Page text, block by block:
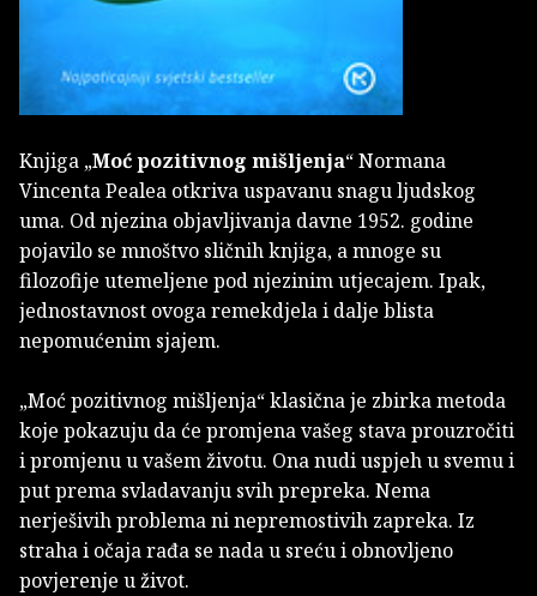
Knjiga „Moć pozitivnog mišljenja“ Normana
Vincenta Pealea otkriva uspavanu snagu ljudskog
uma. Od njezina objavljivanja davne 1952. godine
pojavilo se mnoštvo sličnih knjiga, a mnoge su
filozofije utemeljene pod njezinim utjecajem. Ipak,
jednostavnost ovoga remekdjela i dalje blista
nepomućenim sjajem.
„Moć pozitivnog mišljenja“ klasična je zbirka metoda
koje pokazuju da će promjena vašeg stava prouzročiti
i promjenu u vašem životu. Ona nudi uspjeh u svemu i
put prema svladavanju svih prepreka. Nema
nerješivih problema ni nepremostivih zapreka. Iz
straha i očaja rađa se nada u sreću i obnovljeno
povjerenje u život.